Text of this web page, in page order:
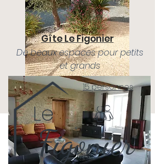
Tarifs et disponibilités
Le
Figonier
15 personnes
Gîte Le Figonier
De beaux espaces pour petits
et grands